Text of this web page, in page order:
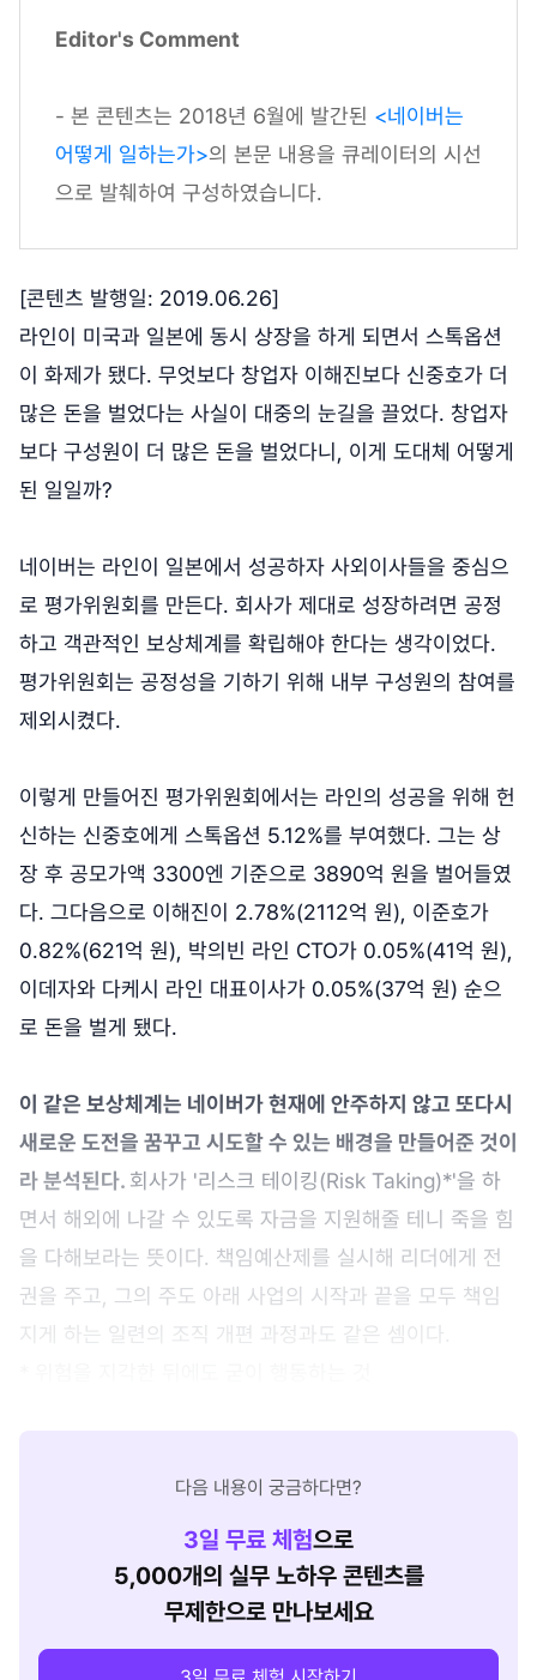
Editor's Comment
- 본 콘텐츠는 2018년 6월에 발간된 <네이버는
어떻게 일하는가>의 본문 내용을 큐레이터의 시선
으로 발췌하여 구성하였습니다.
[콘텐츠 발행일: 2019.06.26]
라인이 미국과 일본에 동시 상장을 하게 되면서 스톡옵션
이 화제가 됐다. 무엇보다 창업자 이해진보다 신중호가 더
많은 돈을 벌었다는 사실이 대중의 눈길을 끌었다. 창업자
보다 구성원이 더 많은 돈을 벌었다니, 이게 도대체 어떻게
된 일일까?
네이버는 라인이 일본에서 성공하자 사외이사들을 중심으
로 평가위원회를 만든다. 회사가 제대로 성장하려면 공정
하고 객관적인 보상체계를 확립해야 한다는 생각이었다.
평가위원회는 공정성을 기하기 위해 내부 구성원의 참여를
제외시켰다.
이렇게 만들어진 평가위원회에서는 라인의 성공을 위해 헌
신하는 신중호에게 스톡옵션 5.12%를 부여했다. 그는 상
장 후 공모가액 3300엔 기준으로 3890억 원을 벌어들였
다. 그다음으로 이해진이 2.78%(2112억 원), 이준호가
0.82%(621억 원), 박의빈 라인 CTO가 0.05%(41억 원),
이데자와 다케시 라인 대표이사가 0.05%(37억 원) 순으
로 돈을 벌게 됐다.
이 같은 보상체계는 네이버가 현재에 안주하지 않고 또다시
새로운 도전을 꿈꾸고 시도할 수 있는 배경을 만들어준 것이
라 분석된다. 회사가 '리스크 테이킹(Risk Taking)*'을 하
면서 해외에 나갈 수 있도록 자금을 지원해줄 테니 죽을 힘
을 다해보라는 뜻이다. 책임예산제를 실시해 리더에게 전
권을 주고, 그의 주도 아래 사업의 시작과 끝을 모두 책임
지게 하는 일련의 조직 개편 과정과도 같은 셈이다.
다음 내용이 궁금하다면?
3일 무료 체험으로
5,000개의 실무 노하우 콘텐츠를
무제한으로 만나보세요